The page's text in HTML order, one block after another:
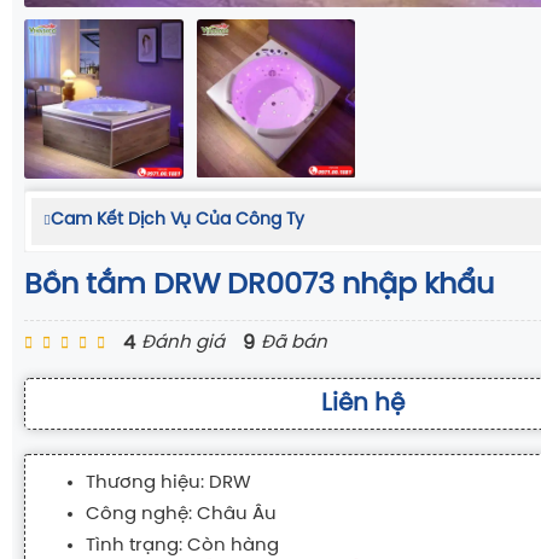
Cam Kết Dịch Vụ Của Công Ty
Bồn tắm DRW DR0073 nhập khẩu
4 Đánh giá 9 Đã bán
Liên hệ
Thương hiệu: DRW
Công nghệ: Châu Âu
Tình trạng: Còn hàng